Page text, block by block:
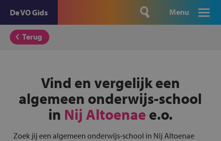
De VO Gids Menu
Terug
Vind en vergelijk een
algemeen onderwijs-school
in Nij Altoenae e.o.
Zoek jij een algemeen onderwijs-school in Nij Altoenae